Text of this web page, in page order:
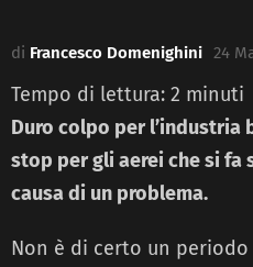
di Francesco Domenighini 24
Tempo di lettura: 2 minuti
Duro colpo per l’industria
stop per gli aerei che si fa
causa di un problema.
Non è di certo un